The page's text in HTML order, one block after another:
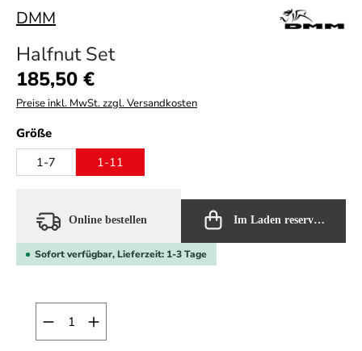
DMM
Halfnut Set
Regulärer Preis:
185,50 €
Preise inkl. MwSt. zzgl. Versandkosten
Größeauswählen
1-7
1-11
Online bestellen Im Laden reservieren
Sofort verfügbar, Lieferzeit: 1-3 Tage
Produkt Anzahl: Gib den gewünschten Wert